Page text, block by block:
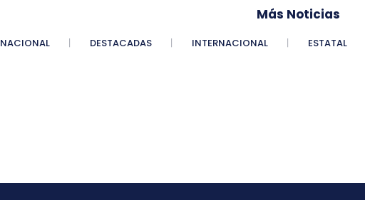
Más Noticias
NACIONAL DESTACADAS INTERNACIONAL ESTATAL